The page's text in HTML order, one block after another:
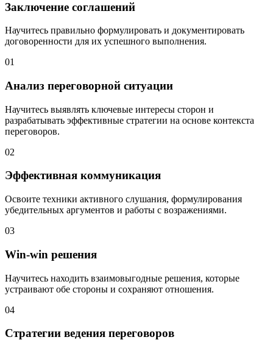
Заключение соглашений
Научитесь правильно формулировать и документировать
договоренности для их успешного выполнения.
01
Анализ переговорной ситуации
Научитесь выявлять ключевые интересы сторон и
разрабатывать эффективные стратегии на основе контекста
переговоров.
02
Эффективная коммуникация
Освоите техники активного слушания, формулирования
убедительных аргументов и работы с возражениями.
03
Win-win решения
Научитесь находить взаимовыгодные решения, которые
устраивают обе стороны и сохраняют отношения.
04
Стратегии ведения переговоров